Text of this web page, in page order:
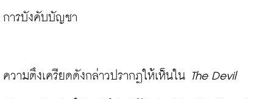
การบังคับบัญชา
ความตึงเครียดดังกล่าวปรากฏให้เห็นใน The Devil